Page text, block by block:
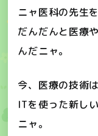
ニャ医科の先生
だんだんと医療
んだニャ。
今、医療の技術
ITを使った新し
ニャ。